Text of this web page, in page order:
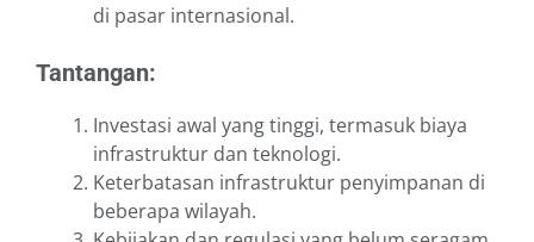
di pasar internasional.
Tantangan:
Investasi awal yang tinggi, termasuk biaya
infrastruktur dan teknologi.
Keterbatasan infrastruktur penyimpanan di
beberapa wilayah.